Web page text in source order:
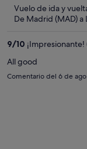
Vuelo de ida y
De Madrid (MAD) a
9/10
All good
Comentario del 6 de